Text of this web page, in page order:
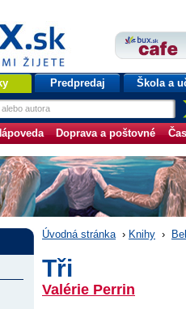
Predpredaj Škola a
Doprava a poštovné
Úvodná stránka › Knihy ›
Tři
Valérie Perrin